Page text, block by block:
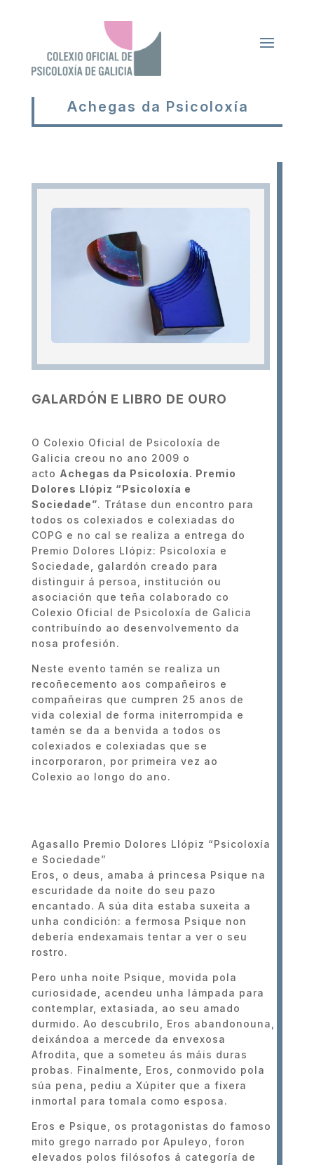
Achegas da Psicoloxía
GALARDÓN E LIBRO DE OURO
O Colexio Oficial de Psicoloxía de
Galicia creou no ano 2009 o
acto Achegas da Psicoloxía. Premio
Dolores Llópiz “Psicoloxía e
Sociedade”. Trátase dun encontro para
todos os colexiados e colexiadas do
COPG e no cal se realiza a entrega do
Premio Dolores Llópiz: Psicoloxía e
Sociedade, galardón creado para
distinguir á persoa, institución ou
asociación que teña colaborado co
Colexio Oficial de Psicoloxía de Galicia
contribuíndo ao desenvolvemento da
nosa profesión.
Neste evento tamén se realiza un
recoñecemento aos compañeiros e
compañeiras que cumpren 25 anos de
vida colexial de forma initerrompida e
tamén se da a benvida a todos os
colexiados e colexiadas que se
incorporaron, por primeira vez ao
Colexio ao longo do ano.
Agasallo Premio Dolores Llópiz “Psicoloxía
e Sociedade”
Eros, o deus, amaba á princesa Psique na
escuridade da noite do seu pazo
encantado. A súa dita estaba suxeita a
unha condición: a fermosa Psique non
debería endexamais tentar a ver o seu
rostro.
Pero unha noite Psique, movida pola
curiosidade, acendeu unha lámpada para
contemplar, extasiada, ao seu amado
durmido. Ao descubrilo, Eros abandonouna,
deixándoa a mercede da envexosa
Afrodita, que a someteu ás máis duras
probas. Finalmente, Eros, conmovido pola
súa pena, pediu a Xúpiter que a fixera
inmortal para tomala como esposa.
Eros e Psique, os protagonistas do famoso
mito grego narrado por Apuleyo, foron
elevados polos filósofos á categoría de